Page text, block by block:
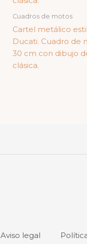
Cuadros de motos
Cartel metálico
Ducati. Cuadro de
30 cm con dibujo
clásica.
Aviso legal